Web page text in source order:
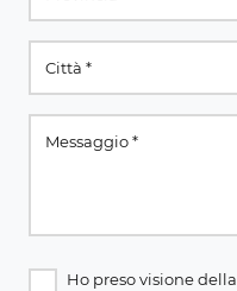
Ho preso visione della